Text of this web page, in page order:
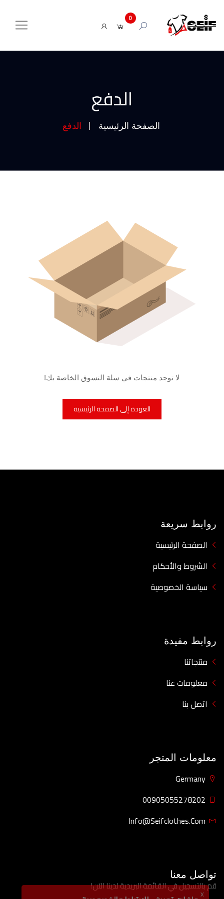
0
الدفع
الصفحة الرئيسية الدفع
لا توجد منتجات في سلة التسوق الخاصة بك!
العودة إلى الصفحة الرئيسية
روابط سريعة
الصفحة الرئيسية
الشروط والأحكام
سياسة الخصوصية
روابط مفيدة
منتجاتنا
معلومات عنا
اتصل بنا
معلومات المتجر
Germany
00905055278202
Info@seifclothes.com
تواصل معنا
قم بالتسجيل في القائمة البريدية لدينا الآن!
X